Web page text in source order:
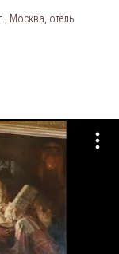
Москва, отель